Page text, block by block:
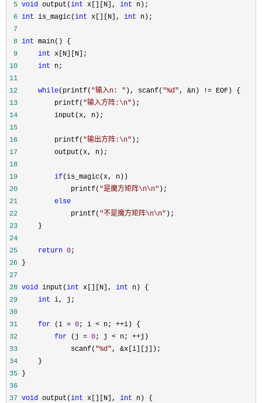
5 void output(int x[][N], int
6 int is_magic(int x[][N], int
7
8 int
9
int
10
int
11
12
while(printf( "输入n: " ), scanf( "%d", &n) !=
13
         printf(
"输入方阵:\n"
14
15
16
         printf(
"输出方阵:\n"
17
18
19
if
20
             printf(
"是魔方矩阵\n\n"
21
else
22
             printf(
"不是魔方矩阵\n\n"
23
24
25
return 0
26
27
28 void input(int x[][N], int
29
int
30
31
for (i = 0; i < n; ++
32
for (j = 0; j < n; ++
33
             scanf(
"%d", &
34
35
36
37 void output(int x[][N], int